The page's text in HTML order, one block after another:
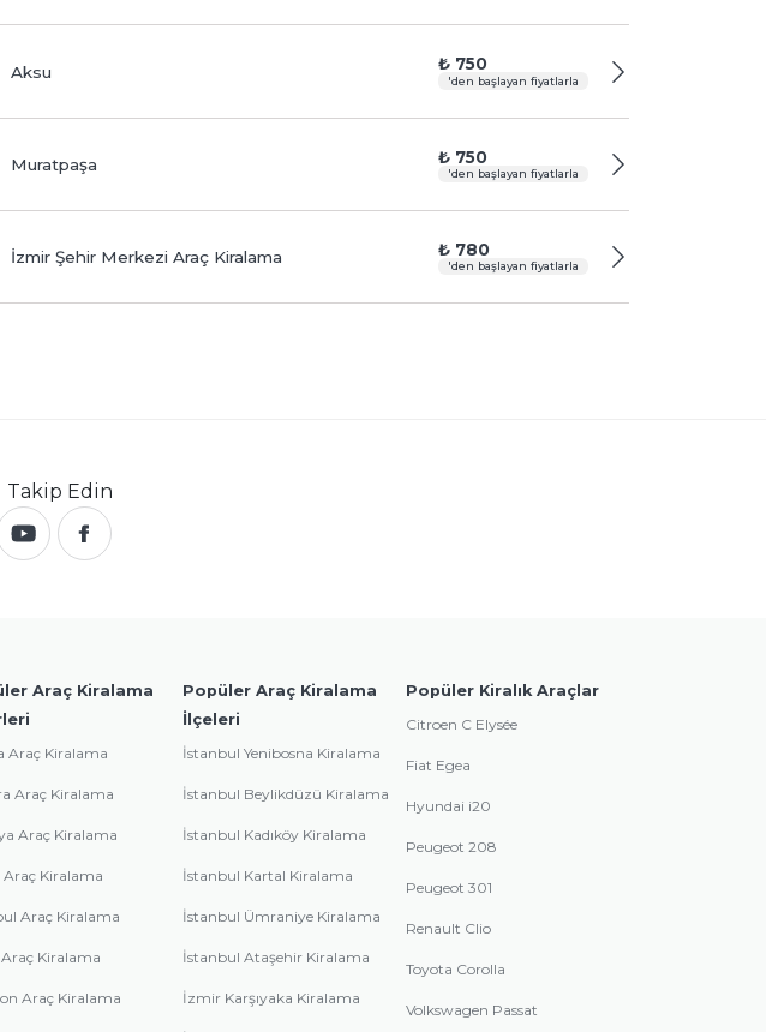
Aksu ₺ 750
'den başlayan fiyatlarla
Muratpaşa ₺ 750
'den başlayan fiyatlarla
İzmir Şehir Merkezi Araç Kiralama ₺ 780
'den başlayan fiyatlarla
Takip Edin
Araç Kiralama
Araç Kiralama
Araç Kiralama
Araç Kiralama
Araç Kiralama
Araç Kiralama
Kiralama
Araç Kiralama
Popüler Araç Kiralama
İlçeleri
İstanbul Yenibosna Kiralama
İstanbul Beylikdüzü Kiralama
İstanbul Kadıköy Kiralama
İstanbul Kartal Kiralama
İstanbul Ümraniye Kiralama
İstanbul Ataşehir Kiralama
İzmir Karşıyaka Kiralama
Popüler Kiralık Araçlar
Citroen C Elysée
Fiat Egea
Hyundai i20
Peugeot 208
Peugeot 301
Renault Clio
Toyota Corolla
Volkswagen Passat